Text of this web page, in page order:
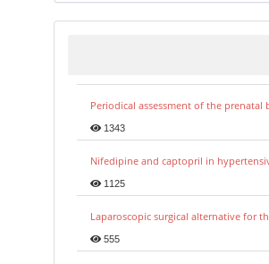
Periodical assessment of the
1343
Nifedipine and captopril in
1125
Laparoscopic surgical alternative for
555